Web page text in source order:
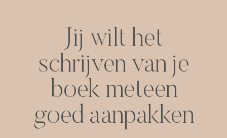
Jij wilt het
schrijven van je
boek meteen
goed aanpakken